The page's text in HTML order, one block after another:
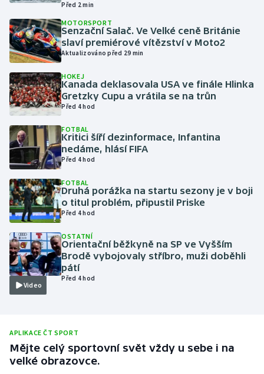
Krasobruslení
Lezení
Lyže a snowboard
Moderní pětiboj
Motorsport
Olympijské hry
Parasport
Plavání
Plážový volejbal
Ragby
Rychlostní kanoistika
Před 2 min
MOTORSPORT
Senzační Salač. Ve Velké ceně Británie
slaví premiérové vítězství v Moto2
Aktualizováno před 29 min
HOKEJ
Kanada deklasovala USA ve finále Hlinka
Gretzky Cupu a vrátila se na trůn
Před 4 hod
FOTBAL
Kritici šíří dezinformace, Infantina
nedáme, hlásí FIFA
Před 4 hod
FOTBAL
Druhá porážka na startu sezony je v boji
o titul problém, připustil Priske
Před 4 hod
Video
OSTATNÍ
Orientační běžkyně na SP ve Vyšším
Brodě vybojovaly stříbro, muži doběhli
pátí
Před 4 hod
APLIKACE ČT SPORT
Mějte celý sportovní svět vždy u sebe i na
velké obrazovce.